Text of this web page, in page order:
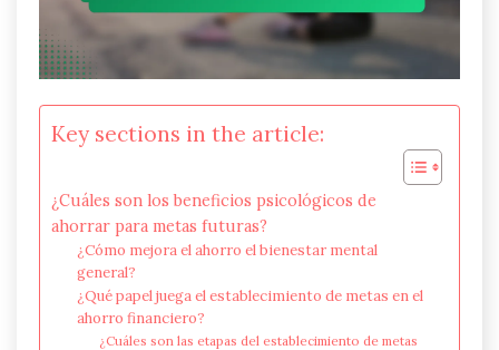
Key sections in the article:
¿Cuáles son los beneficios psicológicos de
ahorrar para metas futuras?
¿Cómo mejora el ahorro el bienestar mental
general?
¿Qué papel juega el establecimiento de metas en el
ahorro financiero?
¿Cuáles son las etapas del establecimiento de metas